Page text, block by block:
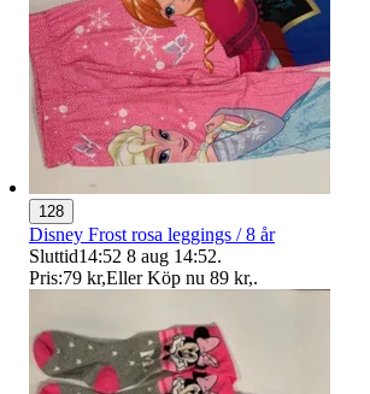
128
Disney Frost rosa leggings / 8 år
Sluttid14:52 8 aug 14:52.
Pris:79 kr,Eller Köp nu 89 kr,.